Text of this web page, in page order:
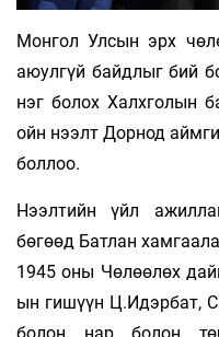
Монгол Улсын эрх
аюулгүй байдлыг бий
нэг болох Халхголын
ойн нээлт Дорнод
боллоо.
Нээлтийн үйл
бөгөөд Батлан
1945 оны Чөлөөлөх
ын гишүүн Ц.Идэрбат,
болон нар болон